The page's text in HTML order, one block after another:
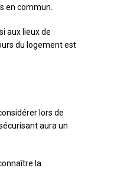
en commun.
aux lieux de
du logement est
lors de
aura un
la